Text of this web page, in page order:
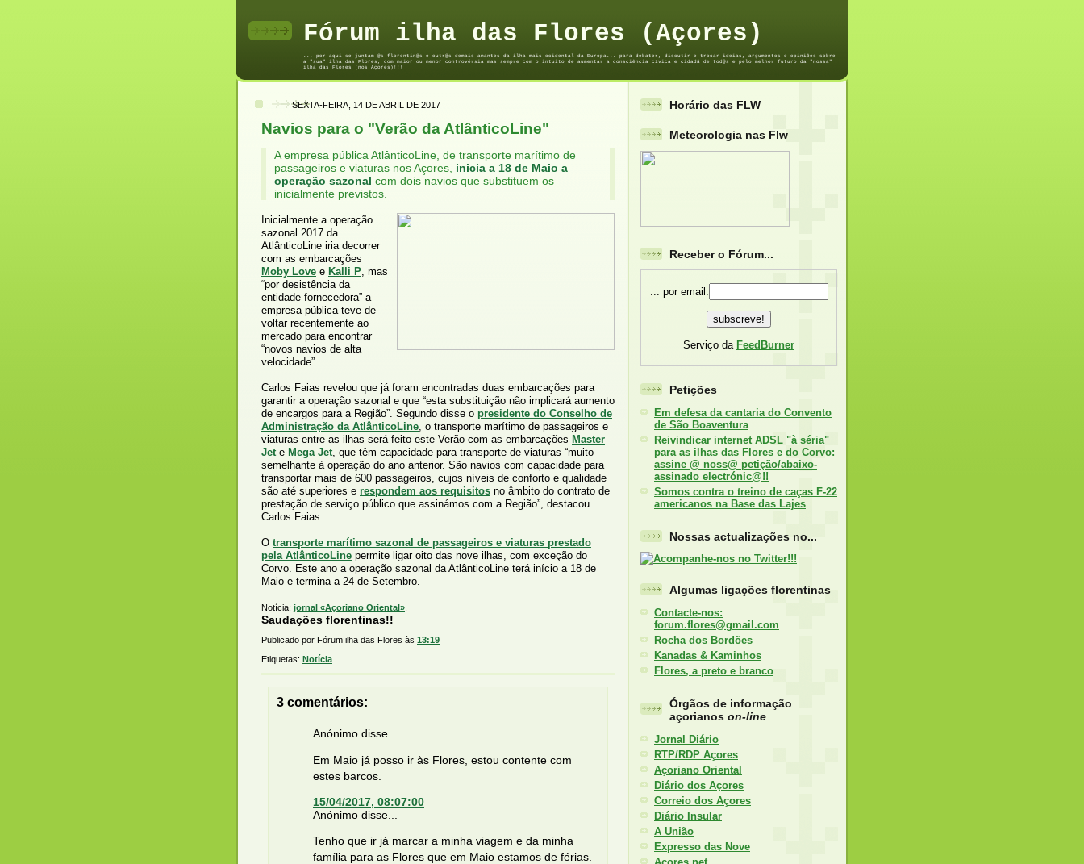
Fórum ilha das Flores (Açores)
... por aqui se juntam @s florentin@s e outr@s demais amantes da ilha mais ocidental da Europa... para debater, discutir e trocar ideias, argumentos e opiniões sobre
a "sua" ilha das Flores, com maior ou menor controvérsia mas sempre com o intuito de aumentar a consciência cívica e cidadã de tod@s e pelo melhor futuro da "nossa"
ilha das Flores (nos Açores)!!!
SEXTA-FEIRA, 14 DE ABRIL DE 2017
Navios para o "Verão da AtlânticoLine"
A empresa pública AtlânticoLine, de transporte marítimo de
passageiros e viaturas nos Açores, inicia a 18 de Maio a
operação sazonal com dois navios que substituem os
inicialmente previstos.
Inicialmente a operação
sazonal 2017 da
AtlânticoLine iria decorrer
com as embarcações
Moby Love e Kalli P, mas
“por desistência da
entidade fornecedora” a
empresa pública teve de
voltar recentemente ao
mercado para encontrar
“novos navios de alta
velocidade”.
Carlos Faias revelou que já foram encontradas duas embarcações para
garantir a operação sazonal e que “esta substituição não implicará aumento
de encargos para a Região”. Segundo disse o presidente do Conselho de
Administração da AtlânticoLine, o transporte marítimo de passageiros e
viaturas entre as ilhas será feito este Verão com as embarcações Master
Jete Mega Jet, que têm capacidade para transporte de viaturas “muito
semelhante à operação do ano anterior. São navios com capacidade para
transportar mais de 600 passageiros, cujos níveis de conforto e qualidade
são até superiores e respondem aos requisitos no âmbito do contrato de
prestação de serviço público que assinámos com a Região”, destacou
Carlos Faias.
O transporte marítimo sazonal de passageiros e viaturas prestado
pela AtlânticoLine permite ligar oito das nove ilhas, com exceção do
Corvo. Este ano a operação sazonal da AtlânticoLine terá início a 18 de
Maio e termina a 24 de Setembro.
Notícia: jornal «Açoriano Oriental»
Saudações florentinas!!
Publicado por Fórum ilha das Flores às 13:19
Etiquetas: Notícia
3 comentários:
Anónimo disse...
Em Maio já posso ir às Flores, estou contente com
estes barcos.
15/04/2017, 08:07:00
Anónimo disse...
Tenho que ir já marcar a minha viagem e da minha
família para as Flores que em Maio estamos de férias.
Horário das FLW
Meteorologia nas Flw
Receber o Fórum...
... por email:
Serviço da FeedBurner
Petições
Em defesa da cantaria do Convento
de São Boaventura
Reivindicar internet ADSL "à séria"
para as ilhas das Flores e do Corvo:
assine @ noss@ petição/abaixo-
assinado electrónic@!!
Somos contra o treino de caças F-22
americanos na Base das Lajes
Nossas actualizações no...
Algumas ligações florentinas
Contacte-nos:
forum.flores@gmail.com
Rocha dos Bordões
Kanadas & Kaminhos
Flores, a preto e branco
Órgãos de informação
açorianos on-line
Jornal Diário
RTP/RDP Açores
Açoriano Oriental
Diário dos Açores
Correio dos Açores
Diário Insular
A União
Expresso das Nove